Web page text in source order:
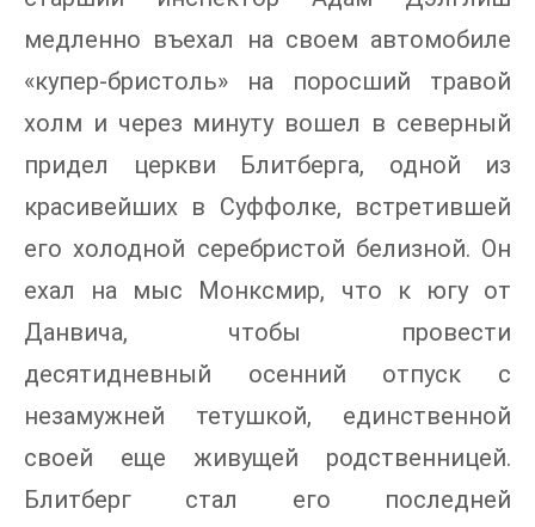
медленно въехал на своем автомобиле
«купер-бристоль» на поросший травой
холм и через минуту вошел в северный
придел церкви Блитберга, одной из
красивейших в Суффолке, встретившей
его холодной серебристой белизной. Он
ехал на мыс Монксмир, что к югу от
Данвича, чтобы провести
десятидневный осенний отпуск с
незамужней тетушкой, единственной
своей еще живущей родственницей.
Блитберг стал его последней